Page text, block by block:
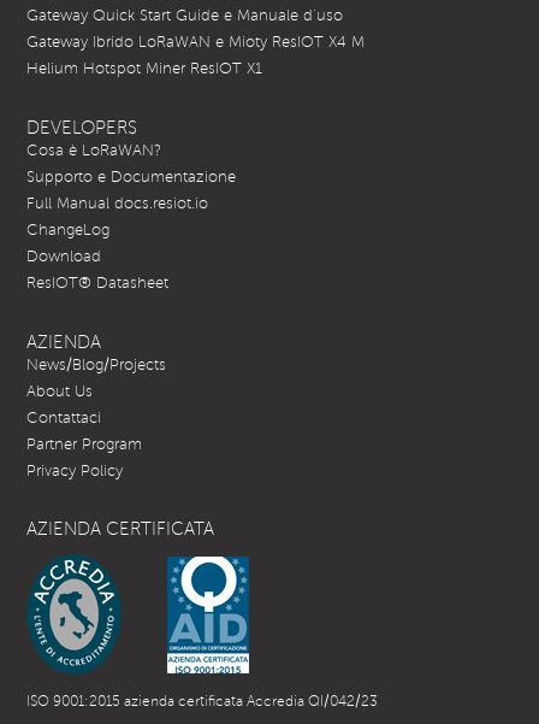
Gateway Quick Start Guide e Manuale d’uso
Gateway Ibrido LoRaWAN e Mioty ResIOT X4 M
Helium Hotspot Miner ResIOT X1
DEVELOPERS
Cosa è LoRaWAN?
Supporto e Documentazione
Full Manual docs.resiot.io
ChangeLog
Download
ResIOT® Datasheet
AZIENDA
News/Blog/Projects
About Us
Contattaci
Partner Program
Privacy Policy
AZIENDA CERTIFICATA
ISO 9001:2015 azienda certificata Accredia QI/042/23